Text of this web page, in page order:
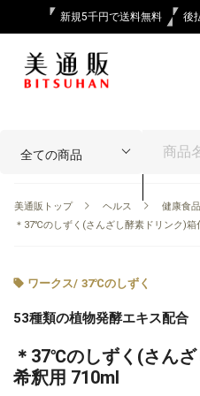
新規5千円で送料無料 後
美通販トップ ヘルス
健康食
＊37℃のしずく(さんざし酵素ドリンク)箱
ワークス/ 37℃のしずく
53種類の植物発酵エキス配合
＊37℃のしずく(さん
希釈用 710ml